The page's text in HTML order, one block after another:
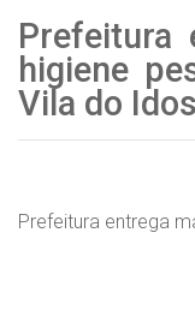
Prefeitura
higiene
Vila do
Prefeitura entrega